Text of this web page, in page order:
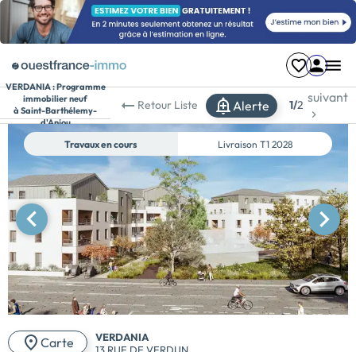
VERDANIA :Programme
immobilier neuf
à Saint-Barthélemy-
d'Anjou
Retour Liste Alerte 1/2
suivant
Travaux en cours Livraison T1 2028
Carte
VERDANIA